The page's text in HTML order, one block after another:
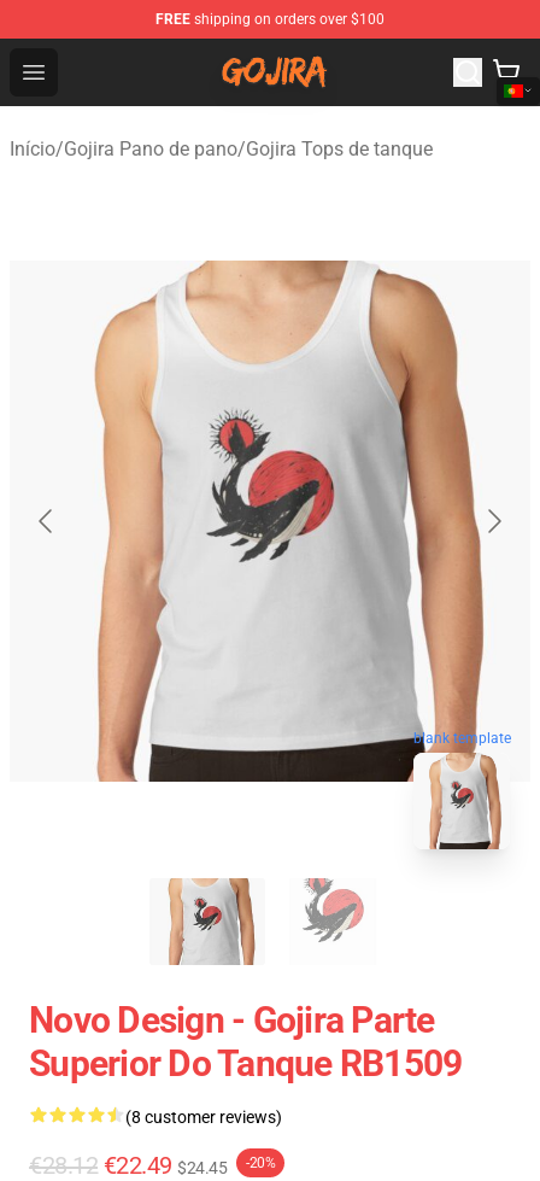
FREE shipping on orders over $100
Open menu
Gojira Shop - Official Gojira Merchandise Store
Início/Gojira Pano de pano/Gojira Tops de tanque
blank template
Novo Design - Gojira Parte
Superior Do Tanque RB1509
(8 customer reviews)
€28.12 €22.49 $24.45 -20%